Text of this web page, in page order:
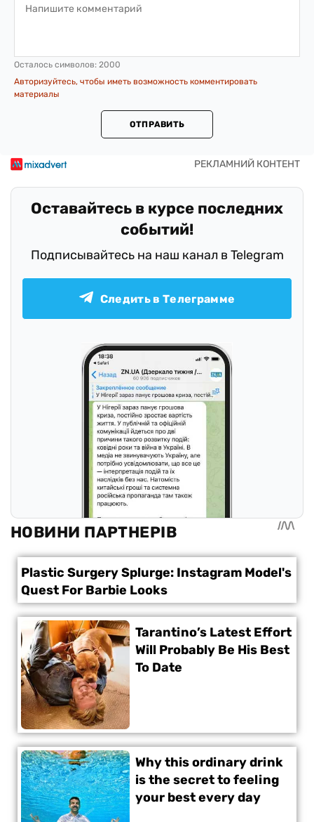
Осталось символов: 2000
Авторизуйтесь, чтобы иметь возможность комментировать
материалы
ОТПРАВИТЬ
Оставайтесь в курсе последних
событий!
Подписывайтесь на наш канал в Telegram
Следить в Телеграмме